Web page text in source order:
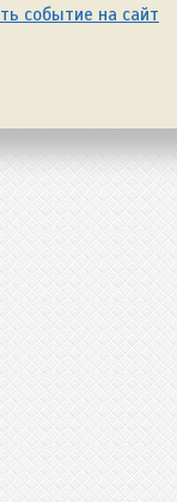
событие на сайт